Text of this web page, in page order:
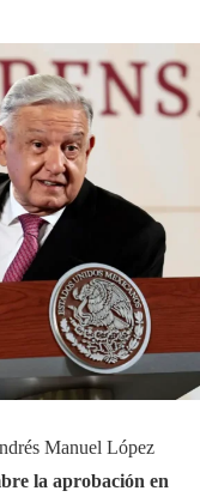
Manuel López
la aprobación en